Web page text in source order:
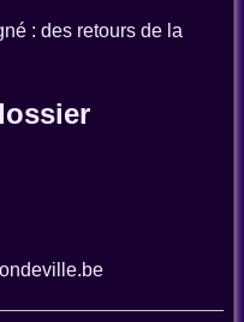
: des retours de la